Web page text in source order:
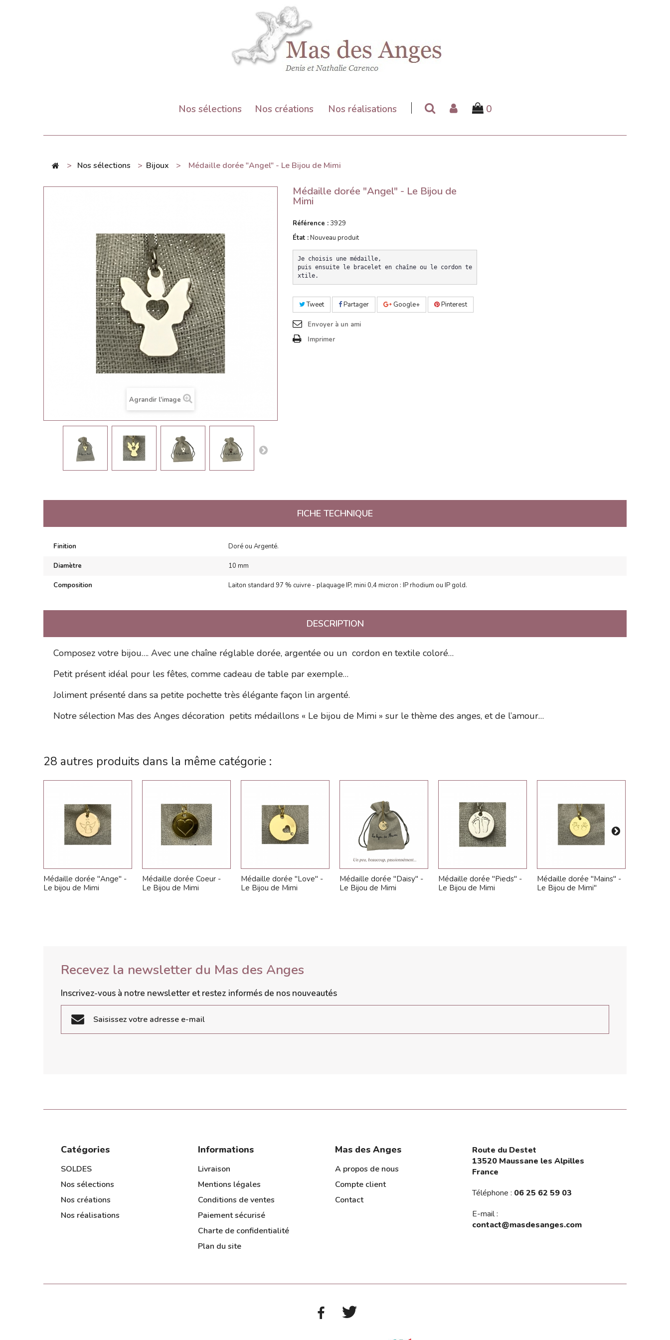
Nos sélections Nos créations Nos réalisations 0
> Nos sélections > Bijoux > Médaille dorée "Angel" - Le Bijou de Mimi
Agrandir l'image
Médaille dorée "Angel" - Le Bijou de
Mimi
Référence :3929
État :Nouveau produit
Je choisis une médaille,
puis ensuite le bracelet en chaîne ou le cordon te
xtile.
Tweet Partager Google+ Pinterest
Envoyer à un ami
Imprimer
FICHE TECHNIQUE
Finition Doré ou Argenté.
Diamètre 10 mm
Composition Laiton standard 97 % cuivre - plaquage IP, mini 0,4 micron : IP rhodium ou IP gold.
DESCRIPTION
Composez votre bijou…. Avec une chaîne réglable dorée, argentée ou un cordon en textile coloré…
Petit présent idéal pour les fêtes, comme cadeau de table par exemple…
Joliment présenté dans sa petite pochette très élégante façon lin argenté.
Notre sélection Mas des Anges décoration petits médaillons « Le bijou de Mimi » sur le thème des anges, et de l’amour…
28 autres produits dans la même catégorie :
Médaille dorée "Ange" -
Le bijou de Mimi
Médaille dorée Coeur -
Le Bijou de Mimi
Médaille dorée "Love" -
Le Bijou de Mimi
Médaille dorée "Daisy" -
Le Bijou de Mimi
Médaille dorée "Pieds" -
Le Bijou de Mimi
Médaille dorée "Mains" -
Le Bijou de Mimi"
Recevez la newsletter du Mas des Anges
Inscrivez-vous à notre newsletter et restez informés de nos nouveautés
Catégories
SOLDES
Nos sélections
Nos créations
Nos réalisations
Informations
Livraison
Mentions légales
Conditions de ventes
Paiement sécurisé
Charte de confidentialité
Plan du site
Mas des Anges
A propos de nous
Compte client
Contact
Route du Destet
13520 Maussane les Alpilles
France
Téléphone : 06 25 62 59 03
E-mail :
contact@masdesanges.com